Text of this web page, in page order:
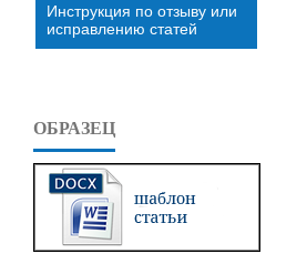
Инструкция по отзыву или
исправлению статей
ОБРАЗЕЦ